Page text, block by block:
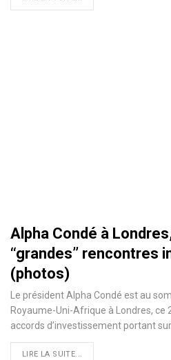
Alpha Condé à
‘‘grandes’’
(photos)
Le président Alpha Condé est au
Royaume-Uni-Afrique à Londres, ce
accords d’investissement portant
LIRE LA SUITE...